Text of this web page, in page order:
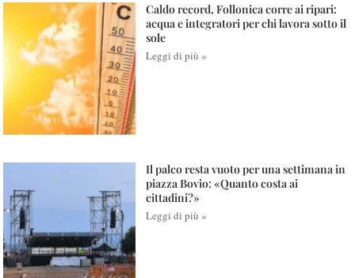
Caldo record, Follonica corre ai ripari:
acqua e integratori per chi lavora sotto il
sole
Leggi di più »
Il palco resta vuoto per una settimana in
piazza Bovio: «Quanto costa ai
cittadini?»
Leggi di più »